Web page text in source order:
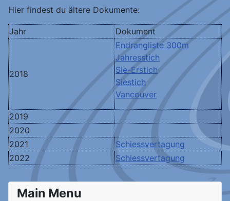
Hier findest du ältere Dokumente:
Jahr Dokument
2018
Endrangliste 300m
Jahresstich
Sie-Erstich
Siestich
Vancouver
2019
2020
2021
Schiessvertagung
2022
Schiessvertagung
Main Menu